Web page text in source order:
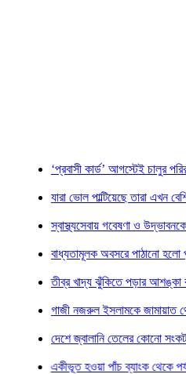
‘প্রবাসী কার্ড’ আগস্টেই চালুর পরিকল্পনা
যারা ভোল পাল্টিয়েছে তারা এখন বেশি অপকর্মে
স্বাস্থ্যসেবায় গবেষণা ও উদ্ভাবনকে সর্বোচ্চ
বাধ্যতামূলক অবসরে পাঠানো হলো পুলিশের ১৭
তীব্র খাদ্য ঝুঁকিতে পড়ার আশঙ্কা বাংলাদেশের
গাজী নজরুল ইসলামকে জামায়াত থেকে বহিষ্কার
দেশে জ্বালানি তেলের কোনো সংকট নেই
একীভূত হওয়া পাঁচ ব্যাংক থেকে পর্যায়ক্রমে